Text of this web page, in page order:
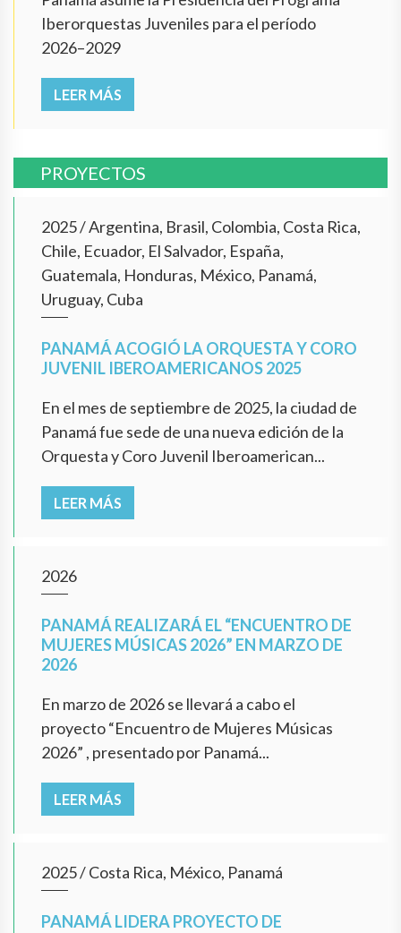
Iberorquestas Juveniles para el período
2026–2029
LEER MÁS
PROYECTOS
2025/Argentina, Brasil, Colombia, Costa Rica,
Chile, Ecuador, El Salvador, España,
Guatemala, Honduras, México, Panamá,
Uruguay, Cuba
PANAMÁ ACOGIÓ LA ORQUESTA Y CORO
JUVENIL IBEROAMERICANOS 2025
En el mes de septiembre de 2025, la ciudad de
Panamá fue sede de una nueva edición de la
Orquesta y Coro Juvenil Iberoamerican...
LEER MÁS
2026
PANAMÁ REALIZARÁ EL “ENCUENTRO DE
MUJERES MÚSICAS 2026” EN MARZO DE
2026
En marzo de 2026 se llevará a cabo el
proyecto “Encuentro de Mujeres Músicas
2026” , presentado por Panamá...
LEER MÁS
2025/Costa Rica, México, Panamá
PANAMÁ LIDERA PROYECTO DE